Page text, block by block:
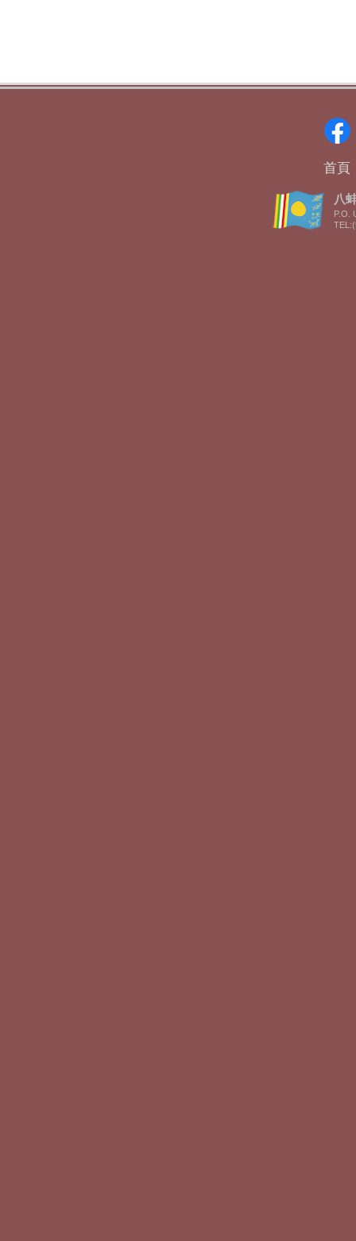
首頁
八
P.O.